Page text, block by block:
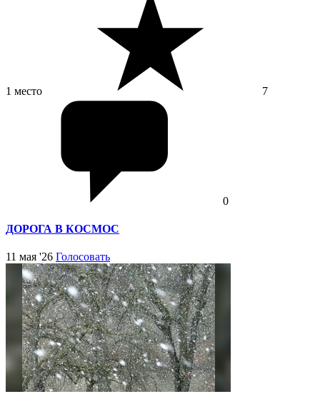
1 место 7
0
ДОРОГА В КОСМОС
11 мая '26 Голосовать